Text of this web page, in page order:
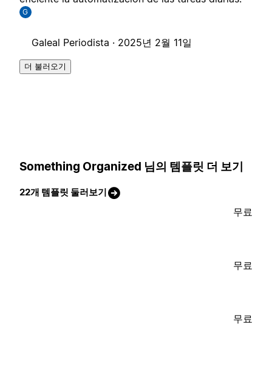
G
Galeal Periodista · 2025년 2월 11일
더 불러오기
Something Organized 님의 템플릿 더 보기
22개 템플릿 둘러보기
무료
무료
무료